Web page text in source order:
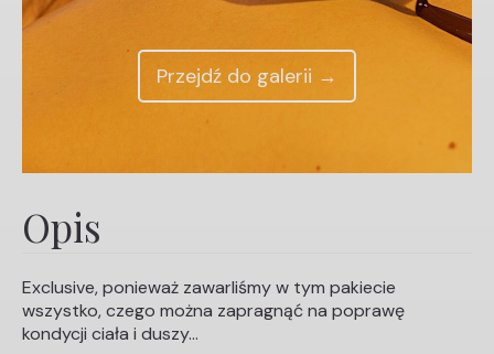
Przejdź do galerii →
Opis
Exclusive, ponieważ zawarliśmy w tym pakiecie
wszystko, czego można zapragnąć na poprawę
kondycji ciała i duszy…